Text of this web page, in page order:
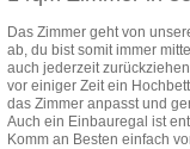
Das Zimmer geht von
ab, du bist somit immer
auch jederzeit
vor einiger Zeit ein
das Zimmer anpasst und
Auch ein Einbauregal ist
Komm an Besten einfach